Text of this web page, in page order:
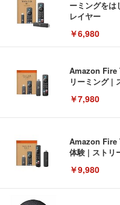
ーミングをは
レイヤー
￥6,980
Amazon Fire
リーミング |
￥7,980
Amazon Fire
体験 | ストリ
￥9,980